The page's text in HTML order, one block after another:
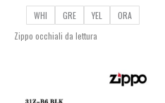
WHI GRE YEL
ORA
Zippo occhiali da lettura